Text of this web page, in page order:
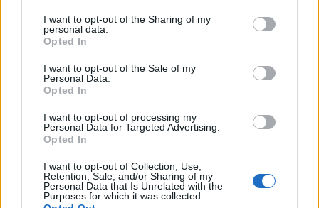
not limited to your visit or usage behaviour. You may click to
grant or deny consent to Google and its third-party tags to
use your data for below specified purposes in below Google
consent section.
I want to opt-out of the Sharing of my
personal data.
Opted In
I want to opt-out of the Sale of my
Personal Data.
Opted In
I want to opt-out of processing my
Personal Data for Targeted Advertising.
Opted In
I want to opt-out of Collection, Use,
Retention, Sale, and/or Sharing of my
Personal Data that Is Unrelated with the
Purposes for which it was collected.